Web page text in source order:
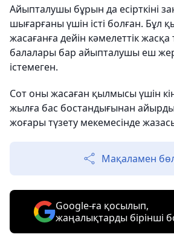
Айыпталушы бұрын да есірткіні
шығарғаны үшін істі болған. Бұл
жасағанға дейін кәмелеттік
балалары бар айыпталушы еш
істемеген.
Сот оны жасаған қылмысы үшін
жылға бас бостандығынан айырды.
жоғары түзету мекемесінде
Мақаламен
Google-ға қосылып,
жаңалықтарды бірінші